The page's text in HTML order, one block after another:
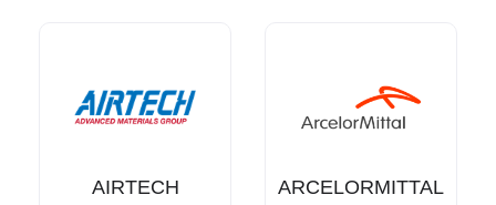
AIRTECH
ARCELORMITTAL